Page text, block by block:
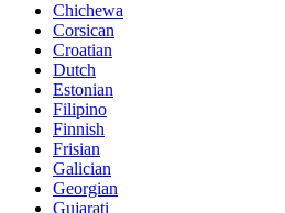
Chichewa
Corsican
Croatian
Dutch
Estonian
Filipino
Finnish
Frisian
Galician
Georgian
Gujarati